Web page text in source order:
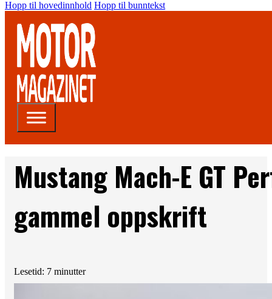
Hopp til hovedinnhold Hopp til bunntekst
Mustang Mach-E GT
gammel oppskrift
Lesetid: 7 minutter